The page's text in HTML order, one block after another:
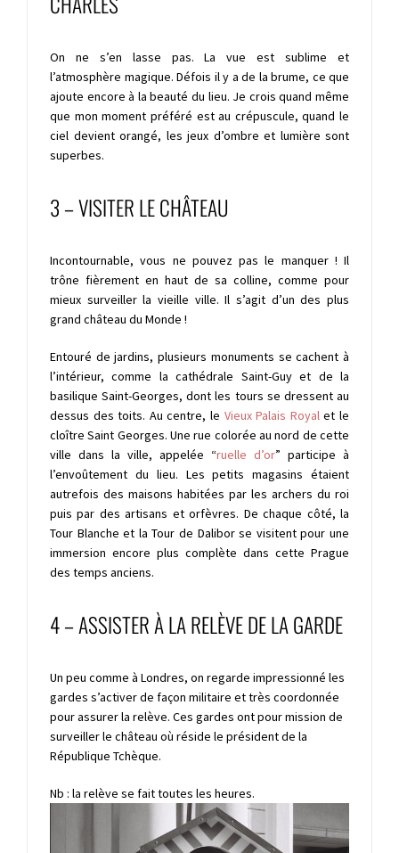
On ne s’en lasse pas. La vue est sublime et
l’atmosphère magique. Défois il y a de la brume, ce que
ajoute encore à la beauté du lieu. Je crois quand même
que mon moment préféré est au crépuscule, quand le
ciel devient orangé, les jeux d’ombre et lumière sont
superbes.
3 – VISITER LE CHÂTEAU
Incontournable, vous ne pouvez pas le manquer ! Il
trône fièrement en haut de sa colline, comme pour
mieux surveiller la vieille ville. Il s’agit d’un des plus
grand château du Monde !
Entouré de jardins, plusieurs monuments se cachent à
l’intérieur, comme lacathédrale Saint-Guyet de la
basilique Saint-Georges, dont les tours se dressent au
dessus des toits. Au centre, le Vieux Palais Royalet le
cloître Saint Georges. Une rue colorée au nord de cette
ville dans la ville, appelée “ruelle d’or” participe à
l’envoûtement du lieu. Les petits magasins étaient
autrefois des maisons habitées par les archers du roi
puis par des artisans et orfèvres. De chaque côté, la
Tour Blanche et la Tour de Dalibor se visitent pour une
immersion encore plus complète dans cette Prague
des temps anciens.
4 – ASSISTER À LA RELÈVE DE LA GARDE
Un peu comme à Londres, on regarde impressionné les
gardes s’activer de façon militaire et très coordonnée
pour assurer la relève. Ces gardes ont pour mission de
surveiller le château où réside le président de la
République Tchèque.
Nb : la relève se fait toutes les heures.